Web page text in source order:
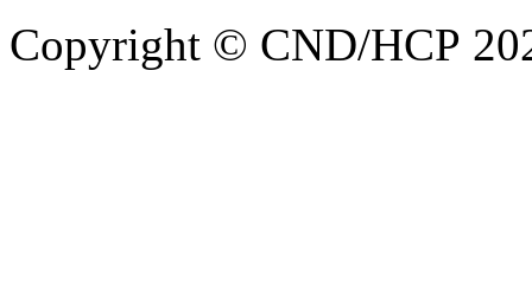
Copyright © CND/HCP